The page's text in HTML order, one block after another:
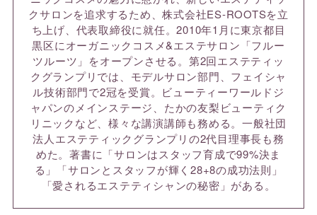
クサロンを追求するため、株式会社ES-ROOTSを立
ち上げ、代表取締役に就任。2010年1月に東京都目
黒区にオーガニックコスメ&エステサロン「フルー
ツルーツ」をオープンさせる。第2回エステティッ
クグランプリでは、モデルサロン部門、フェイシャ
ル技術部門で2冠を受賞。ビューティーワールドジ
ャパンのメインステージ、たかの友梨ビューティク
リニックなど、様々な講演講師も務める。一般社団
法人エステティックグランプリの2代目理事長も務
めた。著書に「サロンはスタッフ育成で99%決ま
る」「サロンとスタッフが輝く28+8の成功法則」
「愛されるエステティシャンの秘密」がある。